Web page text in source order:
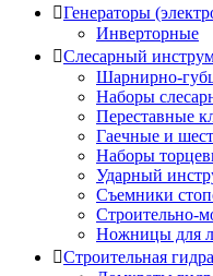
Генераторы
Инверторные
Слесарный
Шарнирно-
Наборы
Переставные
Гаечные и
Наборы
Ударный
Съемники
Строительно-
Ножницы для
Строительная